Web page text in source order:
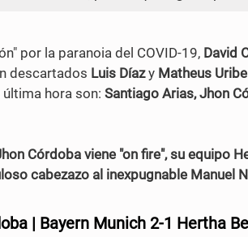
por la paranoia del COVID-19, David
descartados Luis Díazy Matheus Uribe
hora son: Santiago Arias, Jhon
Córdoba viene "on fire", su equipo
cabezazo al inexpugnable Manuel
| Bayern Munich 2-1 Hertha